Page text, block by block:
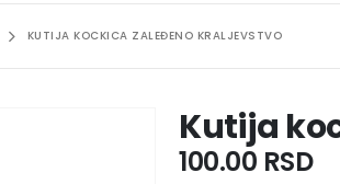
KUTIJA KOCKICA ZALEĐENO KRALJEVSTVO
Kutija
100.00 RSD